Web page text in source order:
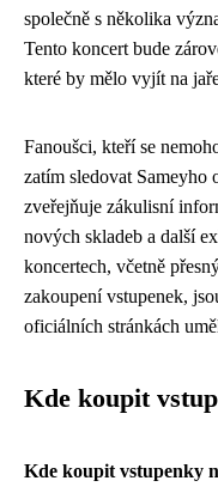
společně s několika
Tento koncert bude
které by mělo vyjít na
Fanoušci, kteří se
zatím sledovat Sameyho
zveřejňuje zákulisní
nových skladeb a další
koncertech, včetně
zakoupení vstupenek,
oficiálních stránkách
Kde koupit
Kde koupit vstupenky